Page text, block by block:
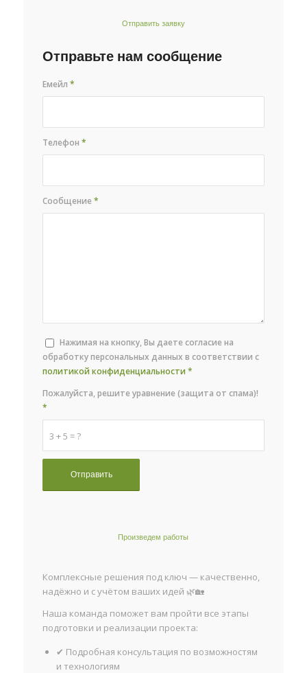
Отправить заявку
Отправьте нам сообщение
Емейл*
Телефон*
Сообщение*
Нажимая на кнопку, Вы даете согласие на
обработку персональных данных в соответствии с
политикой конфиденциальности *
3 + 5 = ?
Пожалуйста, решите уравнение (защита от спама)!
*
Произведем работы
Комплексные решения под ключ — качественно,
надёжно и с учётом ваших идей 🌿🏡
Наша команда поможет вам пройти все этапы
подготовки и реализации проекта:
✔ Подробная консультация по возможностям
и технологиям